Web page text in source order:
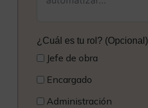
¿Cuál es tu rol? (Opcional)
Jefe de obra
Encargado
Administración